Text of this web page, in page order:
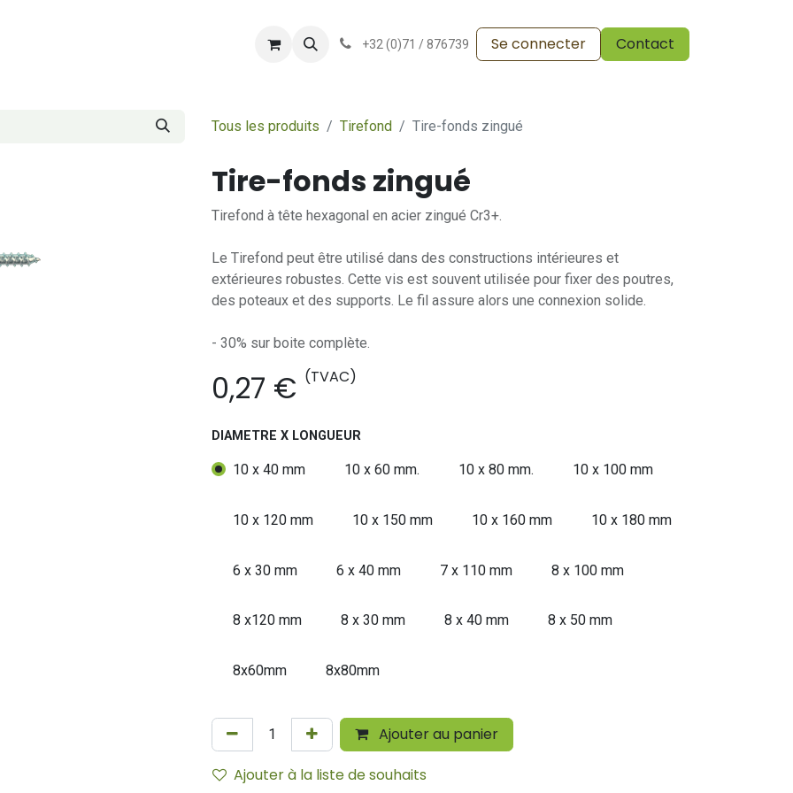
conditionsgeneralesdevente Pergola Vos réalisations
+32 (0)71 / 876739 Se connecter Contact
Tous les produits Tirefond Tire-fonds zingué
Tire-fonds zingué
Tirefond à tête hexagonal en acier zingué Cr3+.
Le Tirefond peut être utilisé dans des constructions intérieures et
extérieures robustes. Cette vis est souvent utilisée pour fixer des poutres,
des poteaux et des supports. Le fil assure alors une connexion solide.
- 30% sur boite complète.
0,27 € (TVAC)
DIAMETRE X LONGUEUR
10 x 40 mm 10 x 60 mm. 10 x 80 mm. 10 x 100 mm
10 x 120 mm 10 x 150 mm 10 x 160 mm 10 x 180 mm
6 x 30 mm 6 x 40 mm 7 x 110 mm 8 x 100 mm
8 x120 mm 8 x 30 mm 8 x 40 mm 8 x 50 mm
8x60mm 8x80mm
Ajouter au panier
Ajouter à la liste de souhaits